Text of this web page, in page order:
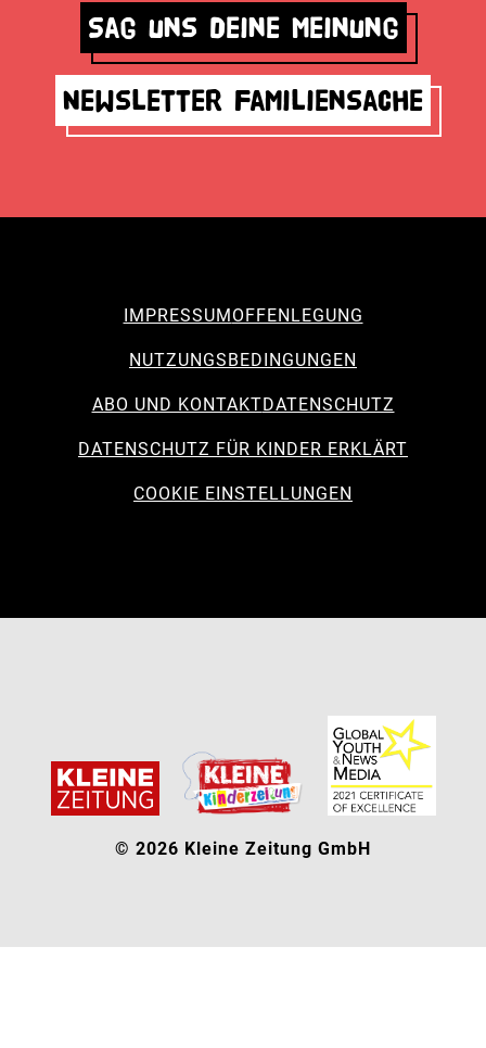
Sag uns deine Meinung
Newsletter Familiensache
IMPRESSUMOFFENLEGUNG
NUTZUNGSBEDINGUNGEN
ABO UND KONTAKTDATENSCHUTZ
DATENSCHUTZ FÜR KINDER ERKLÄRT
COOKIE EINSTELLUNGEN
© 2026 Kleine Zeitung GmbH